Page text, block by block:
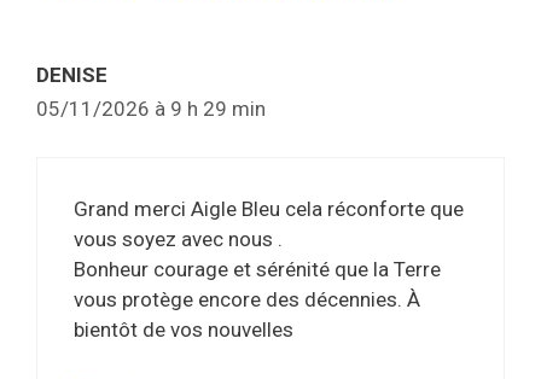
DENISE
05/11/2026 à 9 h 29 min
Grand merci Aigle Bleu cela réconforte que
vous soyez avec nous .
Bonheur courage et sérénité que la Terre
vous protège encore des décennies. À
bientôt de vos nouvelles